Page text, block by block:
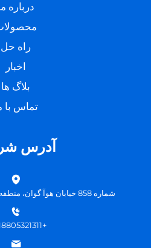
درباره
راه حل
اخبار
بلاگ ها
تماس با
آدرس
شماره 858 خیابان هوآ گوان، منطقه فناوری بالا، چینگ‌داو، چین
+86-18805321311